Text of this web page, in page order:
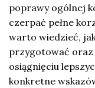
poprawy ogólnej
czerpać pełne
warto wiedzieć,
przygotować oraz
osiągnięciu
konkretne